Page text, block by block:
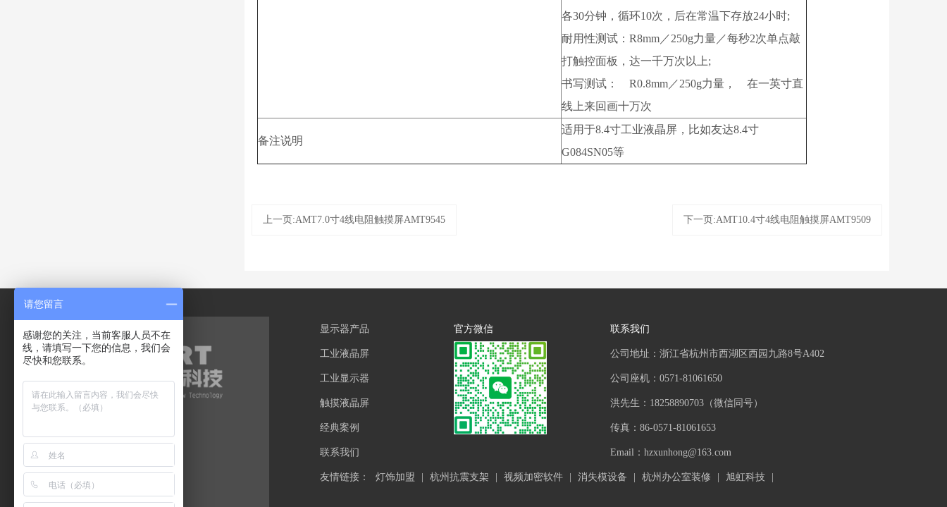
各30分钟，循环10次，后在常温下存放24小时;
耐用性测试：R8mm／250g力量／每秒2次单点敲
打触控面板，达一千万次以上;
书写测试： R0.8mm／250g力量， 在一英寸直
线上来回画十万次
备注说明
适用于8.4寸工业液晶屏，比如友达8.4寸
G084SN05等
上一页:AMT7.0寸4线电阻触摸屏AMT9545 下一页:AMT10.4寸4线电阻触摸屏AMT9509
工业液晶屏代理品牌
工业液晶屏 群创液晶屏
奇美液晶屏
显示器产品
工业液晶屏
工业显示器
触摸液晶屏
经典案例
联系我们
官方微信 联系我们
公司地址：浙江省杭州市西湖区西园九路8号A402
公司座机：0571-81061650
洪先生：18258890703（微信同号）
传真：86-0571-81061653
Email： hzxunhong@163.com
友情链接： 灯饰加盟 杭州抗震支架 视频加密软件 消失模设备 杭州办公室装修 旭虹科技
请您留言
感谢您的关注，当前客服人员不在
线，请填写一下您的信息，我们会
尽快和您联系。